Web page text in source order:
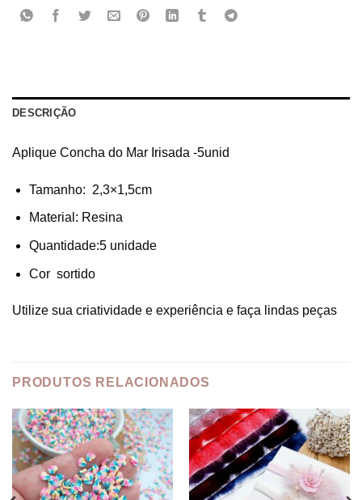
DESCRIÇÃO
Aplique Concha do Mar Irisada -5unid
Tamanho: 2,3×1,5cm
Material: Resina
Quantidade:5 unidade
Cor sortido
Utilize sua criatividade e experiência e faça lindas peças
PRODUTOS RELACIONADOS